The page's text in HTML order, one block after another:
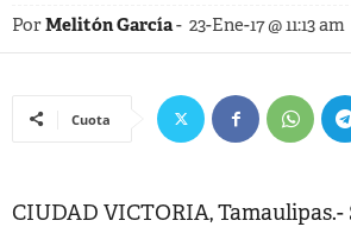
PorMelitón García- 23-Ene-17 @ 11:13 am
Cuota
CIUDAD VICTORIA, Tamaulipas.-